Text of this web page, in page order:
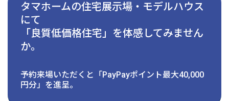
リフォーム
不動産事業
建築実例
タマホームの住宅展示場・モデルハウス
にて
「良質低価格住宅」を体感してみません
か。
予約来場いただくと「PayPayポイント最大40,000
円分」を進呈。